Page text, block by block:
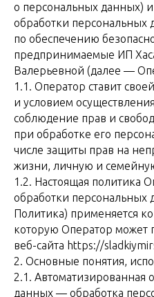
о персональных данных)
обработки
по обеспечению
предпринимаемые ИП
Валерьевной (далее —
1.1. Оператор ставит
и условием
соблюдение прав и
при обработке его
числе защиты прав на
жизни, личную и
1.2. Настоящая политика
обработки
Политика) применяется
которую Оператор может
веб-сайта https://
2. Основные понятия,
2.1. Автоматизированная
данных — обработка